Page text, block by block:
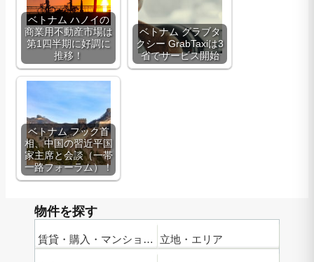
ベトナム ハノイの
商業用不動産市場は
第1四半期に好調に
推移！
ベトナム グラブタ
クシー GrabTaxiは3
省でサービス開始
ベトナム フック首
相、中国の習近平国
家主席と会談（一帯
一路フォーラム）！
物件を探す
賃貸・購入・マンション名 立地・エリア